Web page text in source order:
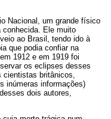
Nacional, um grande físico
conhecida. Ele muito
ao Brasil, tendo ido à
que podia confiar na
1912 e em 1919 foi
os eclipses desses
britânicos,
inúmeras informações)
dois autores,